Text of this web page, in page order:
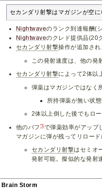
セカンダリ射撃はマガジンが空
Nightwaveのランク到達報酬(
Nightwaveのクレド提供品(20
セカンダリ射撃操作が追加さ
この発射速度は、他の発
セカンダリ射撃によって2体以
弾薬はマガジンではなく
所持弾薬が無い状
2体以上倒した後でもロ
他のバフ *1 で弾薬効率がアップ
マガジンに弾が残ってリロー
セカンダリ射撃はセミオ
発射可能。擬似的な発射
Brain Storm